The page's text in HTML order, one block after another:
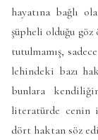
hayatına bağlı
şüpheli olduğu
tutulmamış,
lehindeki bazı
bunlara
literatürde cenin
dört haktan söz